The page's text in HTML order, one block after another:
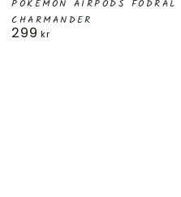
POKÉMON AIRPODS FODRAL
CHARMANDER
Ordinarie
299 kr